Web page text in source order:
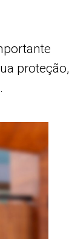
proteção,